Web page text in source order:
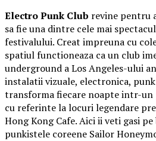
Electro Punk Club revine pentru
sa fie una dintre cele mai
festivalului. Creat impreuna cu
spatiul functioneaza ca un club
underground a Los Angeles-ului
instalatii vizuale, electronica,
transforma fiecare noapte intr-un
cu referinte la locuri legendare
Hong Kong Cafe. Aici ii veti gasi
punkistele coreene Sailor